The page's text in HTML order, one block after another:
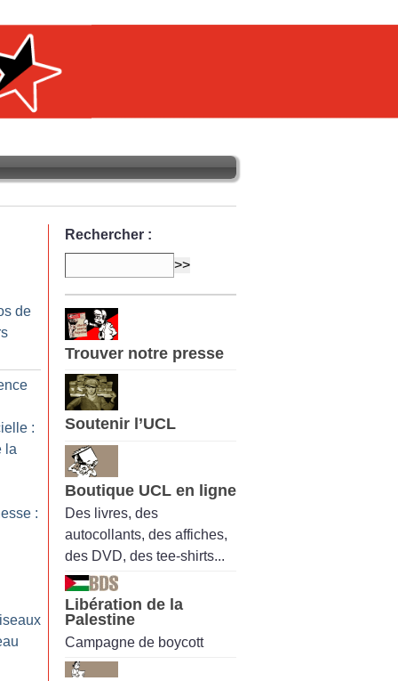
de
:
la
:
Rechercher :
Trouver notre presse
Soutenir l’UCL
Boutique UCL en ligne
Des livres, des
autocollants, des affiches,
des DVD, des tee-shirts...
Libération de la
Palestine
Campagne de boycott